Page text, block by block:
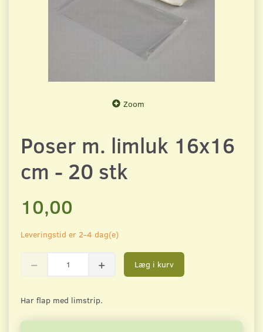
Zoom
Poser m. limluk 16x16
cm - 20 stk
10,00
Leveringstid er 2-4 dag(e)
Læg i kurv
Har flap med limstrip.